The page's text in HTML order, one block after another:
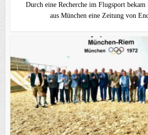
Durch eine Recherche im Flugsport
aus München eine Zeitung von